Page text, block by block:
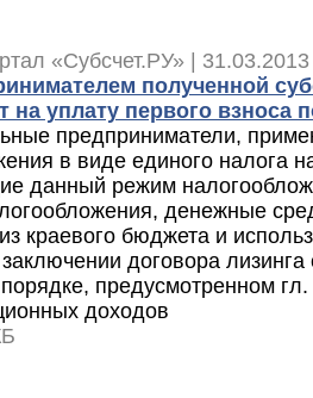
«Субсчет.РУ» |
полученной
на уплату первого взноса
предприниматели,
в виде единого налога
данный режим
денежные
краевого бюджета и
договора
предусмотренном
доходов